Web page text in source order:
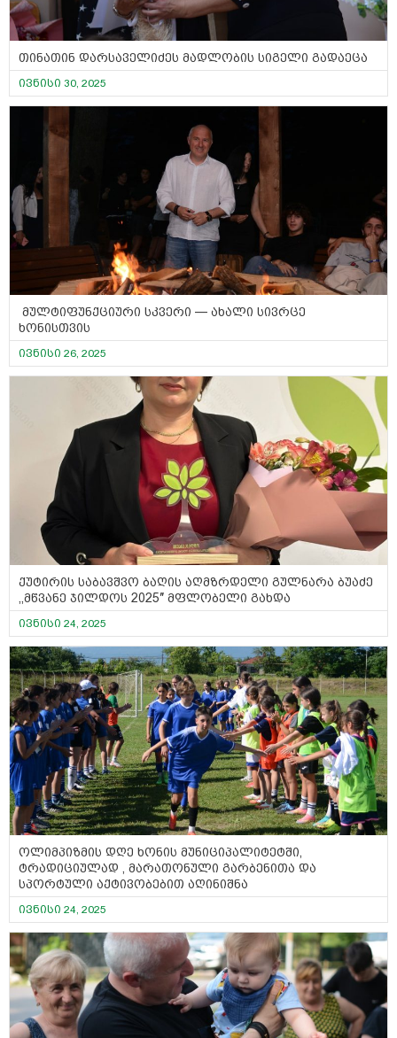
თინათინ დარსაველიძეს მადლობის სიგელი გადაეცა
ივნისი 30, 2025
მულტიფუნქციური სკვერი — ახალი სივრცე
ხონისთვის
ივნისი 26, 2025
ქუტირის საბავშვო ბაღის აღმზრდელი გულნარა ბუაძე
,,მწვანე ჯილდოს 2025″ მფლობელი გახდა
ივნისი 24, 2025
ოლიმპიზმის დღე ხონის მუნიციპალიტეტში,
ტრადიციულად , მარათონული გარბენითა და
სპორტული აქტივობებით აღინიშნა
ივნისი 24, 2025